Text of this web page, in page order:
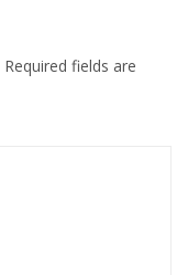
Required fields are